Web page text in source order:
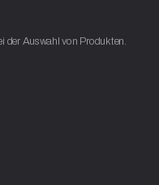
der Auswahl von Produkten.